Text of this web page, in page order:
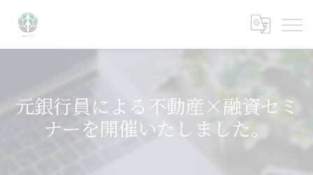
元銀行員による不動産×融資セミ
ナーを開催いたしました。